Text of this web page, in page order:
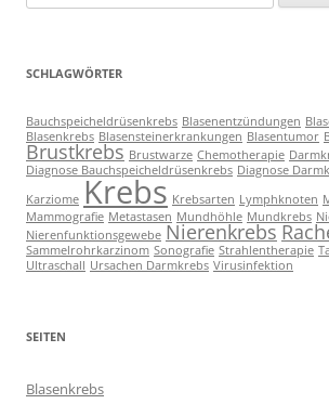
nach:
SCHLAGWÖRTER
Bauchspeicheldrüsenkrebs Blasenentzündungen
Blasenkrebs Blasensteinerkrankungen Blasentumor
Brustkrebs Brustwarze Chemotherapie
Diagnose Bauchspeicheldrüsenkrebs Diagnose
Karziome Krebs Krebsarten Lymphknoten
Mammografie Metastasen Mundhöhle Mundkrebs
Nierenfunktionsgewebe Nierenkrebs
Sammelrohrkarzinom Sonografie Strahlentherapie
Ultraschall Ursachen Darmkrebs Virusinfektion
SEITEN
Blasenkrebs